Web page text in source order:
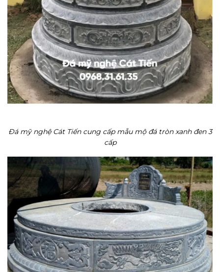
Đá mỹ nghệ Cát Tiến cung cấp mẫu mộ đá tròn xanh đen 3
cấp